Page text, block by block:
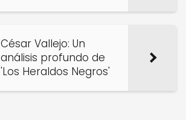
César Vallejo: Un
análisis profundo de
'Los Heraldos Negros'